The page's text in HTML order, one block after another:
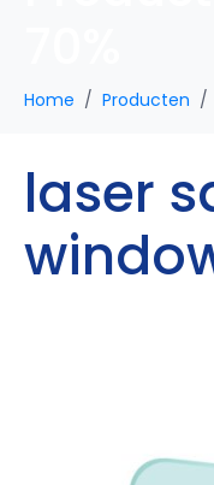
Home Producten
laser